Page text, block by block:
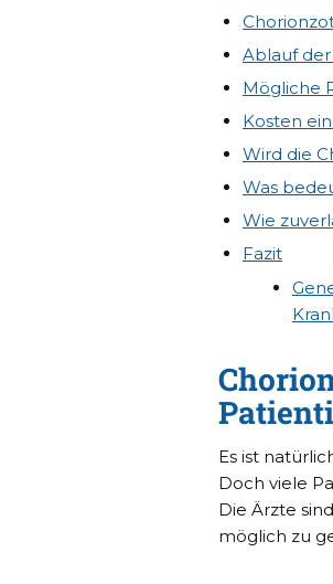
Ablauf
Mögliche
Kosten
Wird die
Was
Wie
Fazit
Es ist
Doch viele
Die Ärzte
möglich zu